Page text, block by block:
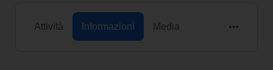
Attività Informazioni Media